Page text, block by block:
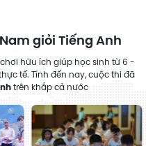
giỏi Tiếng Anh
hữu ích giúp học sinh từ 6 -
tế. Tính đến nay, cuộc thi đã
trên khắp cả nước